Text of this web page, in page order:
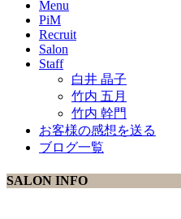
Menu
PiM
Recruit
Salon
Staff
白井 晶子
竹内 五月
竹内 幹門
お客様の感想を送る
ブログ一覧
SALON INFO